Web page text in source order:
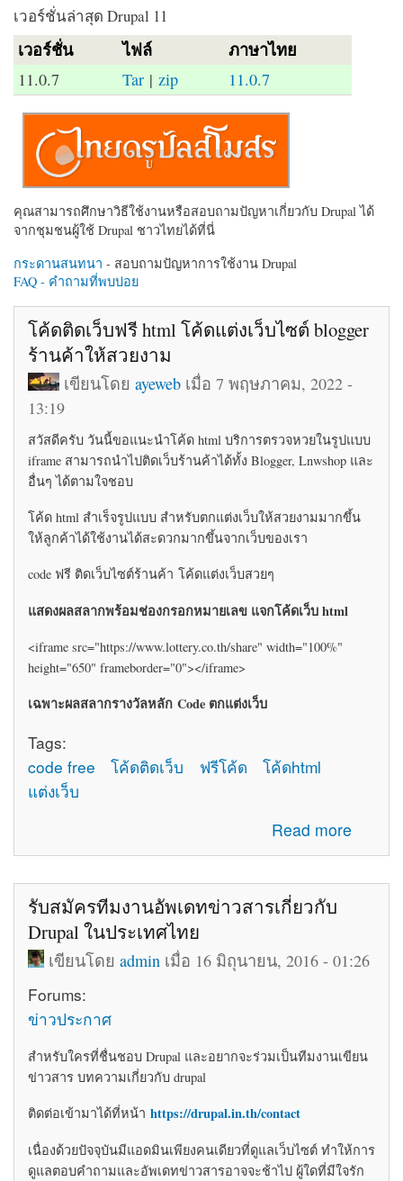
เวอร์ชั่นล่าสุด Drupal 11
เวอร์ชั่น ไฟล์ ภาษาไทย
11.0.7 Tar | zip 11.0.7
คุณสามารถศึกษาวิธีใช้งานหรือสอบถามปัญหาเกี่ยวกับ Drupal ได้
จากชุมชนผู้ใช้ Drupal ชาวไทยได้ที่นี่
กระดานสนทนา - สอบถามปัญหาการใช้งาน Drupal
FAQ - คำถามที่พบบ่อย
โค้ดติดเว็บฟรี html โค้ดแต่งเว็บไซต์ blogger
ร้านค้าให้สวยงาม
เขียนโดยayeweb เมื่อ 7 พฤษภาคม, 2022 -
13:19
สวัสดีครับ วันนี้ขอแนะนำโค้ด html บริการตรวจหวยในรูปแบบ
iframe สามารถนำไปติดเว็บร้านค้าได้ทั้ง Blogger, Lnwshop และ
อื่นๆ ได้ตามใจชอบ
โค้ด html สำเร็จรูปแบบ สำหรับตกแต่งเว็บให้สวยงามมากขึ้น
ให้ลูกค้าได้ใช้งานได้สะดวกมากขึ้นจากเว็บของเรา
code ฟรี ติดเว็บไซต์ร้านค้า โค้ดแต่งเว็บสวยๆ
แสดงผลสลากพร้อมช่องกรอกหมายเลข แจกโค้ดเว็บ html
<iframe src="https://www.lottery.co.th/share" width="100%"
height="650" frameborder="0"></iframe>
เฉพาะผลสลากรางวัลหลัก Code ตกแต่งเว็บ
Tags:
code free
โค้ดติดเว็บ ฟรีโค้ด
โค้ดhtml
แต่งเว็บ
Read more
about โค้ดติดเว็บฟรี html โค้ดแต่งเว็บไซต์ blogger ร้านค้า
ให้สวยงาม
รับสมัครทีมงานอัพเดทข่าวสารเกี่ยวกับ
Drupal ในประเทศไทย
เขียนโดยadmin เมื่อ 16 มิถุนายน, 2016 - 01:26
Forums:
ข่าวประกาศ
สำหรับใครที่ชื่นชอบ Drupal และอยากจะร่วมเป็นทีมงานเขียน
ข่าวสาร บทความเกี่ยวกับ drupal
ติดต่อเข้ามาได้ที่หน้า https://drupal.in.th/contact
เนื่องด้วยปัจจุบันมีแอดมินเพียงคนเดียวที่ดูแลเว็บไซต์ ทำให้การ
ดูแลตอบคำถามและอัพเดทข่าวสารอาจจะช้าไป ผู้ใดที่มีใจรัก